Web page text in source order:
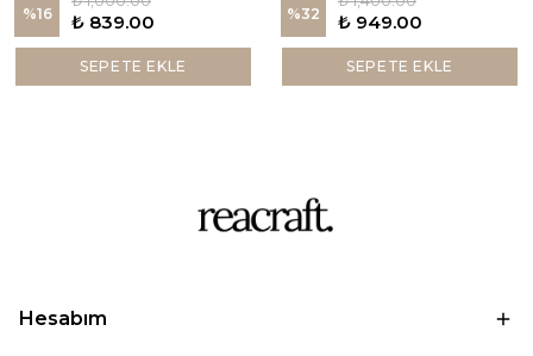
%16 ₺ 839.00
SEPETE EKLE
%32 ₺ 949.00
SEPETE EKLE
Hesabım